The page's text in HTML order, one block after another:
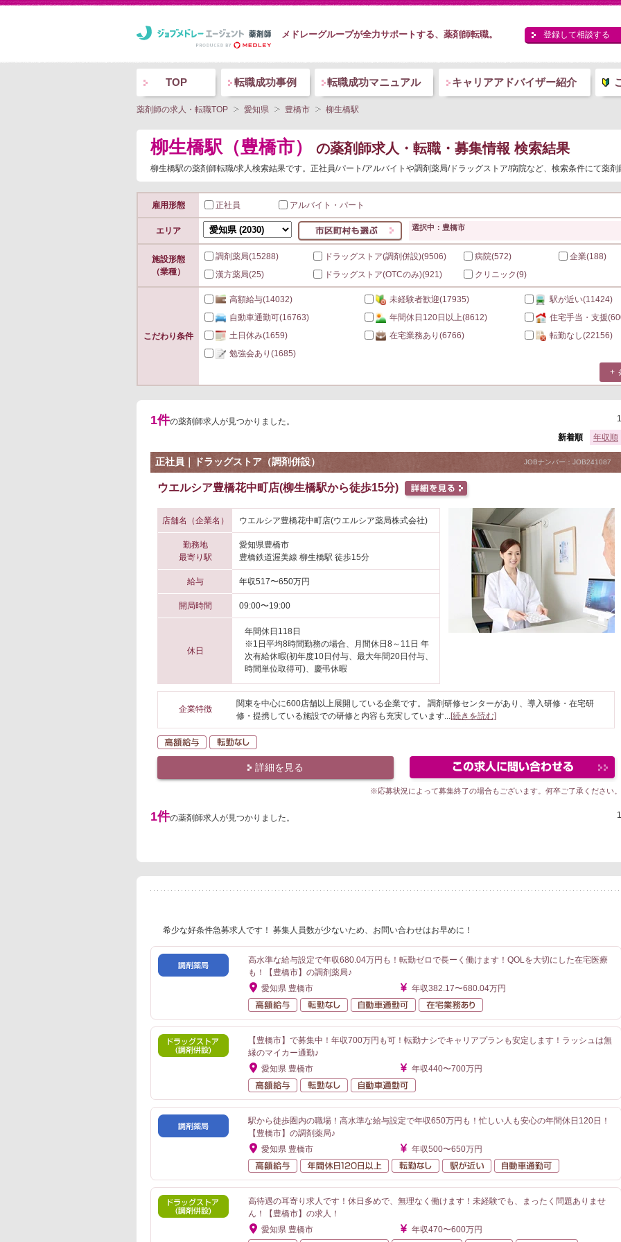
メドレーグループが全力サポートする、薬剤師転職。 登録して相談する
TOP 転職成功事例 転職成功マニュアル キャリアアドバイザー紹介
薬剤師の求人・転職TOP 愛知県 豊橋市 柳生橋駅
柳生橋駅（豊橋市） の薬剤師求人・転職・募集情報 検索結果
柳生橋駅の薬剤師転職/求人検索結果です。正社員/パート/アルバイトや調剤薬局/ドラッグストア/病院など、検索条件にて薬剤
雇用形態 正社員 アルバイト・パート
エリア 選択中：豊橋市
施設形態
（業種）
調剤薬局(15288) ドラッグストア(調剤併設)(9506) 病院(572) 企業(188)
漢方薬局(25) ドラッグストア(OTCのみ)(921) クリニック(9)
こだわり条件
高額給与(14032) 未経験者歓迎(17935) 駅が近い(11424)
自動車通勤可(16763) 年間休日120日以上(8612) 住宅手当・支援
土日休み(1659) 在宅業務あり (6766) 転勤なし(22156)
勉強会あり (1685)
1件の薬剤師求人が見つかりました。
1
年収順
新着順
正社員｜ドラッグストア（調剤併設） JOBナンバー：JOB241087
ウエルシア豊橋花中町店(柳生橋駅から徒歩15分)
店舗名（企業名） ウエルシア豊橋花中町店(ウエルシア薬局株式会社)
勤務地
最寄り駅
愛知県豊橋市
豊橋鉄道渥美線 柳生橋駅 徒歩15分
給与 年収517〜650万円
開局時間 09:00〜19:00
休日
年間休日118日
※1日平均8時間勤務の場合、月間休日8～11日 年
次有給休暇(初年度10日付与、最大年間20日付与、
時間単位取得可)、慶弔休暇
企業特徴
関東を中心に600店舗以上展開している企業です。 調剤研修センターがあり、導入研修・在宅研
修・提携している施設での研修と内容も充実しています...[続きを読む]
高額給与
詳細を見る
※応募状況によって募集終了の場合もございます。何卒ご了承ください。
1件の薬剤師求人が見つかりました。 1
希少な好条件急募求人です！ 募集人員数が少ないため、お問い合わせはお早めに！
高水準な給与設定で年収680.04万円も！転勤ゼロで長ーく働けます！QOLを大切にした在宅医療
も！【豊橋市】の調剤薬局♪
愛知県 豊橋市
年収382.17〜680.04万円
高額給与
転勤なし 自動車通勤可
【豊橋市】で募集中！年収700万円も可！転勤ナシでキャリアプランも安定します！ラッシュは無
縁のマイカー通勤♪
愛知県 豊橋市
年収440〜700万円
高額給与
転勤なし
駅から徒歩圏内の職場！高水準な給与設定で年収650万円も！忙しい人も安心の年間休日120日！
【豊橋市】の調剤薬局♪
愛知県 豊橋市
年収500〜650万円
高額給与
年間休日120日以上
転勤なし 駅が近い
高待遇の耳寄り求人です！休日多めで、無理なく働けます！未経験でも、まったく問題ありませ
ん！【豊橋市】の求人！
愛知県 豊橋市
年収470〜600万円